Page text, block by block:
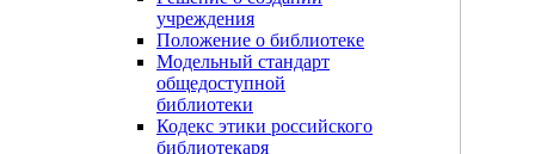
учреждения
Положение о библиотеке
Модельный стандарт
общедоступной
библиотеки
Кодекс этики российского
библиотекаря